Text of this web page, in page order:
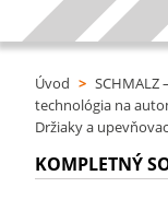
Úvod > SCHMALZ
technológia na
Držiaky a
KOMPLETNÝ